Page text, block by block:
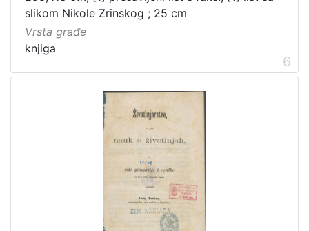
slikom Nikole Zrinskog ; 25 cm
Vrsta građe
knjiga
6